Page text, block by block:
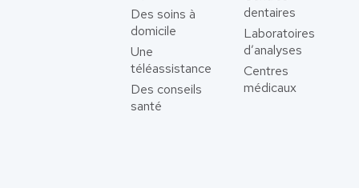
Des soins à
domicile
Une
téléassistance
Des conseils
santé
dentaires
Laboratoires
d’analyses
Centres
médicaux